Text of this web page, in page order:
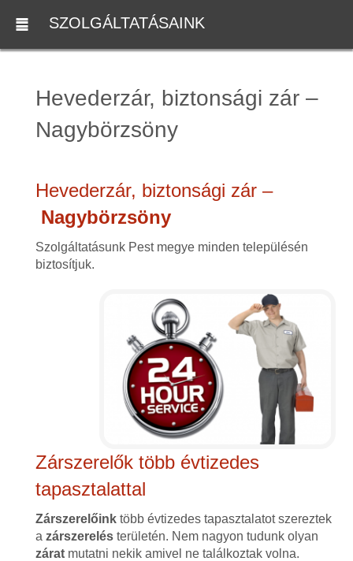
SZOLGÁLTATÁSAINK
Hevederzár, biztonsági zár –
Nagybörzsöny
Hevederzár, biztonsági zár –
Nagybörzsöny
Szolgáltatásunk Pest megye minden településén
biztosítjuk.
Zárszerelők több évtizedes
tapasztalattal
Zárszerelőinktöbb évtizedes tapasztalatot szereztek
a zárszerelésterületén. Nem nagyon tudunk olyan
záratmutatni nekik amivel ne találkoztak volna.